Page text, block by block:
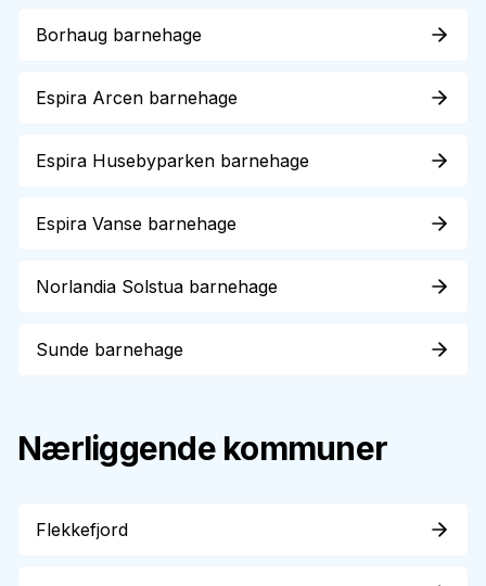
Borhaug barnehage
Espira Arcen barnehage
Espira Husebyparken barnehage
Espira Vanse barnehage
Norlandia Solstua barnehage
Sunde barnehage
Nærliggende kommuner
Flekkefjord